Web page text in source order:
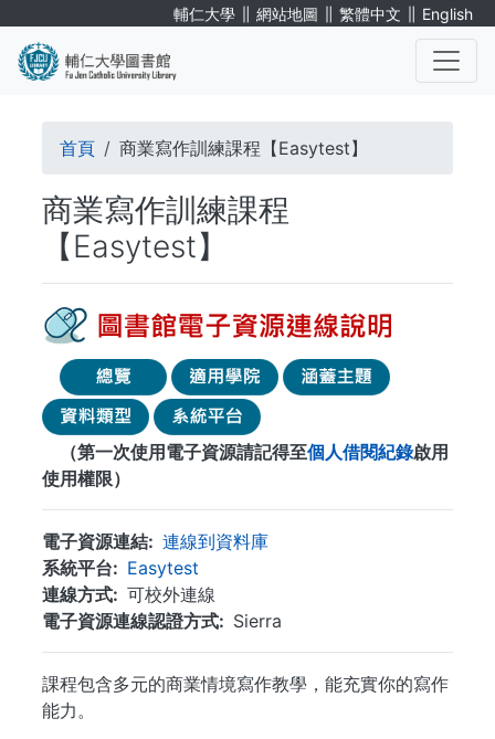
輔仁大學 ∥ 網站地圖 ∥ 繁體中文 ∥ English
導
航
連
結
首頁 商業寫作訓練課程【Easytest】
商業寫作訓練課程
【Easytest】
（第一次使用電子資源請記得至個人借閱紀錄啟用
使用權限）
電子資源連結
連線到資料庫
系統平台
Easytest
連線方式
可校外連線
電子資源連線認證方式
Sierra
課程包含多元的商業情境寫作教學，能充實你的寫作
能力。